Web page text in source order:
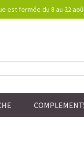
est fermée du 8 au 22